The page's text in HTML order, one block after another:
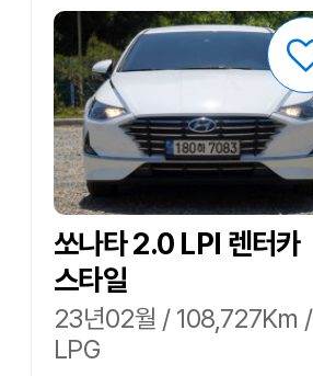
쏘나타 2.0 LPI 렌터카
스타일
23년02월 / 108,727Km /
LPG